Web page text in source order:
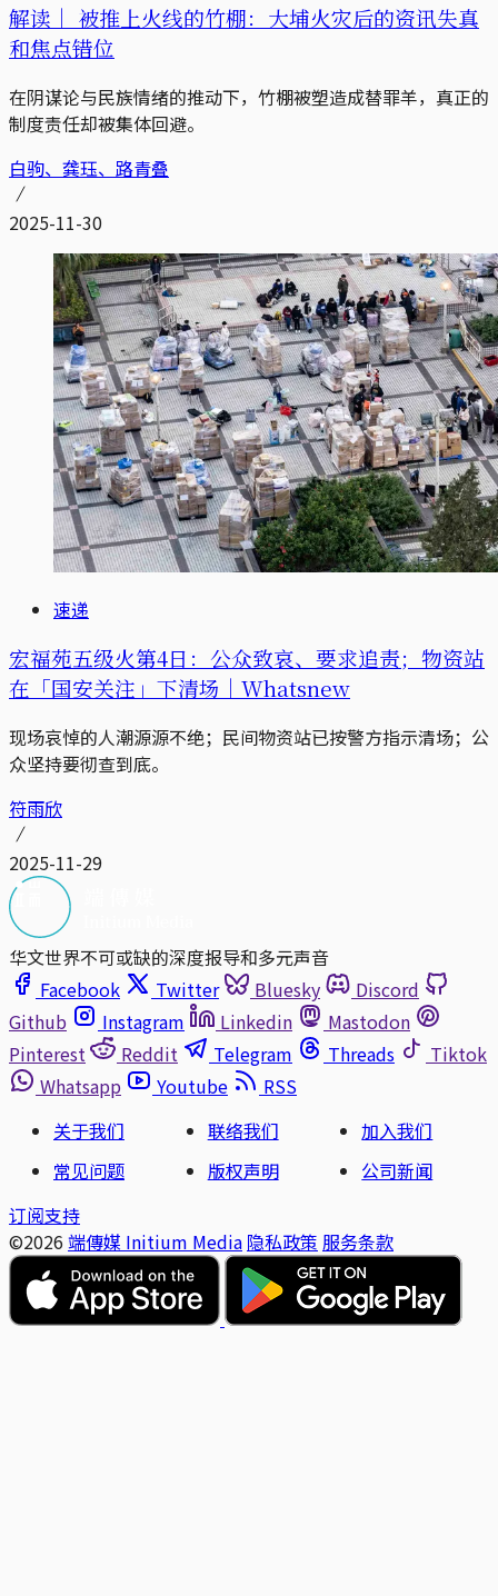
解读｜ 被推上火线的竹棚：大埔火灾后的资讯失真
和焦点错位
在阴谋论与民族情绪的推动下，竹棚被塑造成替罪羊，真正的
制度责任却被集体回避。
白驹、龚珏、路青叠
2025-11-30
速递
宏福苑五级火第4日：公众致哀、要求追责；物资站
在「国安关注」下清场｜Whatsnew
现场哀悼的人潮源源不绝；民间物资站已按警方指示清场；公
众坚持要彻查到底。
符雨欣
2025-11-29
华文世界不可或缺的深度报导和多元声音
Facebook
Twitter Bluesky
Discord
Github
Instagram Linkedin
Mastodon
Pinterest
Reddit Telegram Threads
Tiktok
Whatsapp
Youtube
RSS
关于我们
联络我们
加入我们
常见问题
版权声明
公司新闻
订阅支持
©2026 端傳媒 Initium Media 隐私政策 服务条款